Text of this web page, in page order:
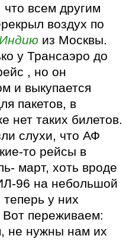
что всем другим
воздух по
из Москвы.
у Трансаэро до
, но он
и выкупается
пакетов, в
нет таких билетов.
слухи, что АФ
то рейсы в
март, хоть вроде
96 на небольшой
у них
Вот переживаем:
не нужны нам их